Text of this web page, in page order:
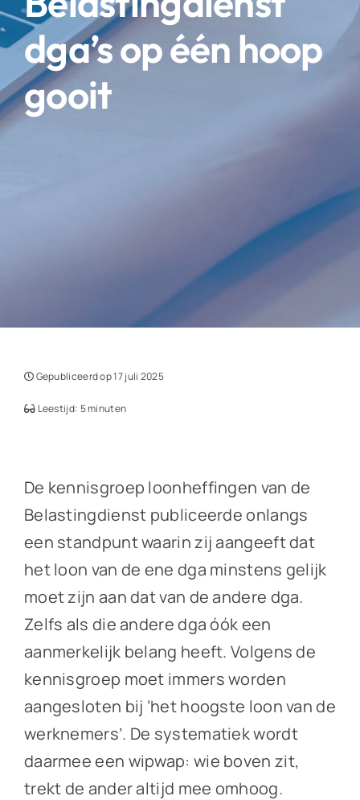
dga’s op één hoop
gooit
Gepubliceerd op 17 juli 2025
Leestijd: 5 minuten
De kennisgroep loonheffingen van de
Belastingdienst publiceerde onlangs
een standpunt waarin zij aangeeft dat
het loon van de ene dga minstens gelijk
moet zijn aan dat van de andere dga.
Zelfs als die andere dga óók een
aanmerkelijk belang heeft. Volgens de
kennisgroep moet immers worden
aangesloten bij ‘het hoogste loon van de
werknemers’. De systematiek wordt
daarmee een wipwap: wie boven zit,
trekt de ander altijd mee omhoog.